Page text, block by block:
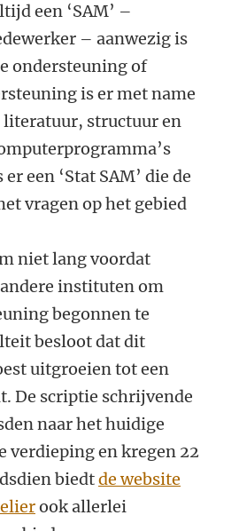
een ‘SAM’ –
– aanwezig is
ondersteuning of
is er met name
literatuur, structuur en
er een ‘Stat SAM’ die de
vragen op het gebied
niet lang voordat
instituten om
begonnen te
besloot dat dit
uitgroeien tot een
De scriptie schrijvende
naar het huidige
verdieping en kregen 22
biedtde website
ook allerlei